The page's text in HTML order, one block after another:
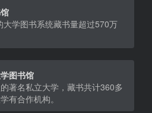
大学图书系统藏书量超过570万
图书馆
著名私立大学，藏书共计360多
有合作机构。